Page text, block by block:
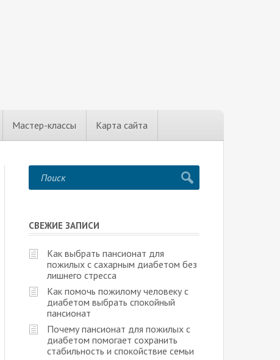
Мастер-классы Карта сайта
СВЕЖИЕ ЗАПИСИ
Как выбрать пансионат для
пожилых с сахарным диабетом без
лишнего стресса
Как помочь пожилому человеку с
диабетом выбрать спокойный
пансионат
Почему пансионат для пожилых с
диабетом помогает сохранить
стабильность и спокойствие семьи